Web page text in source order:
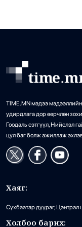
TIME.MN мэдээ
удирдлага дор өөрчлөн
Гоодаль сэтгүүл, Нийслэл
цул баг болж ажиллаж
Хаяг:
Сүхбаатар дүүрэг, Цэнтрал
Холбоо барих: